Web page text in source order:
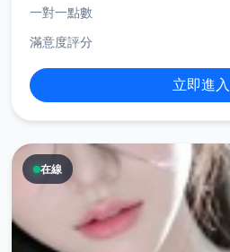
一對一點數
滿意度評分
立即進入
在線